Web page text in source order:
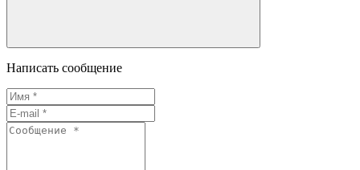
Написать сообщение